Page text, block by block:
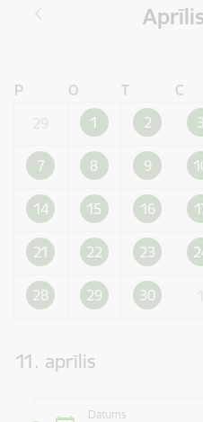
P O T C
1 2 3
7 8 9
14 15 16
21 22 23
28 29 30
11. aprīlis
Datums